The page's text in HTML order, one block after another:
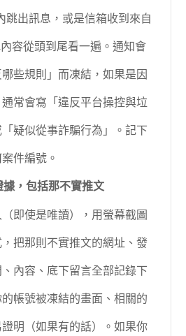
跳出訊息，或是信箱收到來自
容從頭到尾看一遍。通知會
些規則」而凍結，如果是因
常會寫「違反平台操控與垃
疑似從事詐騙行為」。記下
件編號。
，包括那不實推文
即使是唯讀），用螢幕截圖
把那則不實推文的網址、發
內容、底下留言全部記錄下
帳號被凍結的畫面、相關的
明（如果有的話）。如果你